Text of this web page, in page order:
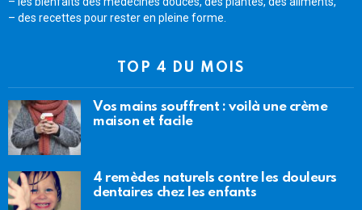
– des recettes pour rester en pleine forme.
TOP 4 DU MOIS
Vos mains souffrent : voilà une crème
maison et facile
4 remèdes naturels contre les douleurs
dentaires chez les enfants